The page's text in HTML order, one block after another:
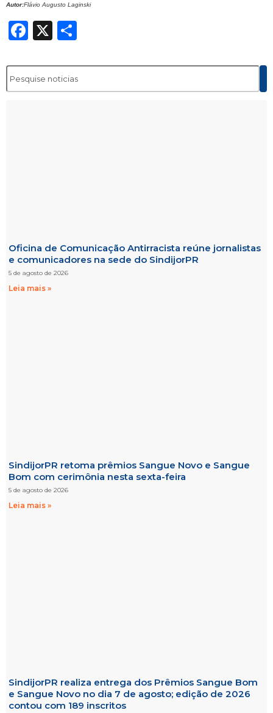
Autor:Flávio Augusto Laginski
Facebook
X
Oficina de Comunicação Antirracista reúne jornalistas
e comunicadores na sede do SindijorPR
5 de agosto de 2026
Leia mais »
SindijorPR retoma prêmios Sangue Novo e Sangue
Bom com cerimônia nesta sexta-feira
5 de agosto de 2026
Leia mais »
SindijorPR realiza entrega dos Prêmios Sangue Bom
e Sangue Novo no dia 7 de agosto; edição de 2026
contou com 189 inscritos